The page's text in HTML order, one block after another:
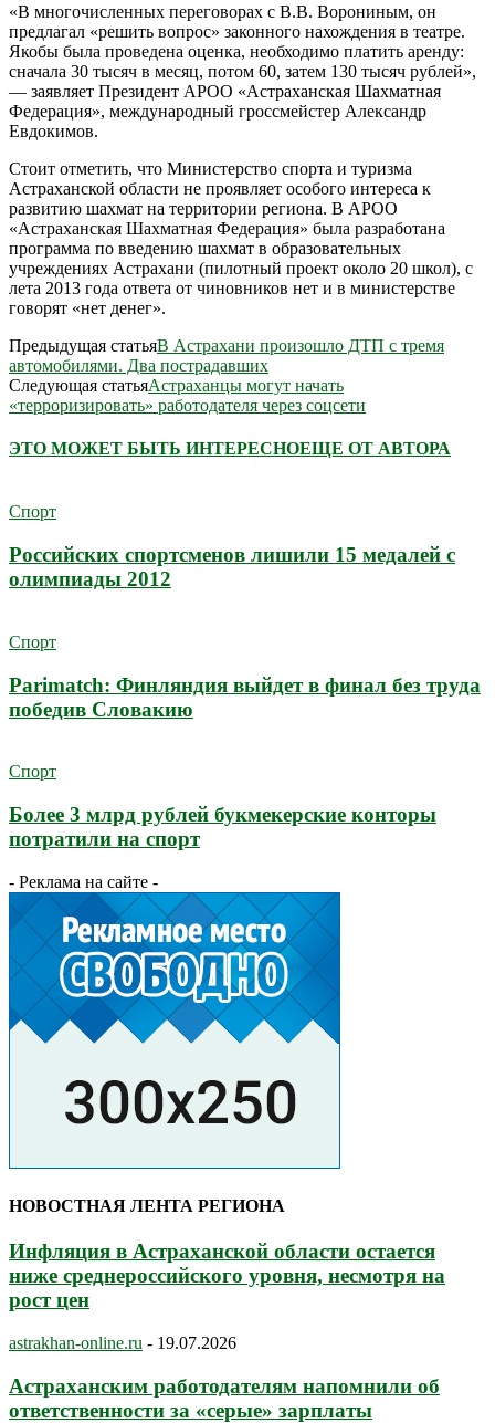
«В многочисленных переговорах с В.В. Ворониным, он
предлагал «решить вопрос» законного нахождения в театре.
Якобы была проведена оценка, необходимо платить аренду:
сначала 30 тысяч в месяц, потом 60, затем 130 тысяч рублей»,
— заявляет Президент АРОО «Астраханская Шахматная
Федерация», международный гроссмейстер Александр
Евдокимов.
Стоит отметить, что Министерство спорта и туризма
Астраханской области не проявляет особого интереса к
развитию шахмат на территории региона. В АРОО
«Астраханская Шахматная Федерация» была разработана
программа по введению шахмат в образовательных
учреждениях Астрахани (пилотный проект около 20 школ), с
лета 2013 года ответа от чиновников нет и в министерстве
говорят «нет денег».
Предыдущая статьяВ Астрахани произошло ДТП с тремя
автомобилями. Два пострадавших
Следующая статьяАстраханцы могут начать
«терроризировать» работодателя через соцсети
ЭТО МОЖЕТ БЫТЬ ИНТЕРЕСНОЕЩЕ ОТ АВТОРА
Спорт
Российских спортсменов лишили 15 медалей с
олимпиады 2012
Спорт
Parimatch: Финляндия выйдет в финал без труда
победив Словакию
Спорт
Более 3 млрд рублей букмекерские конторы
потратили на спорт
- Реклама на сайте -
НОВОСТНАЯ ЛЕНТА РЕГИОНА
Инфляция в Астраханской области остается
ниже среднероссийского уровня, несмотря на
рост цен
astrakhan-online.ru - 19.07.2026
Астраханским работодателям напомнили об
ответственности за «серые» зарплаты